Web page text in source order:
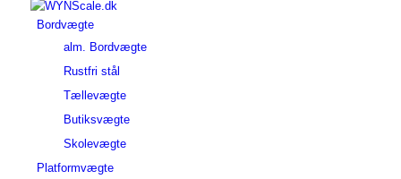
Bordvægte
alm. Bordvægte
Rustfri stål
Tællevægte
Butiksvægte
Skolevægte
Platformvægte